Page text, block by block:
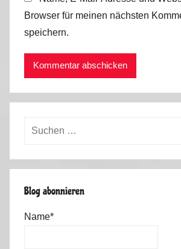
Browser für meinen nächsten
speichern.
Suchen
Blog abonnieren
Name*